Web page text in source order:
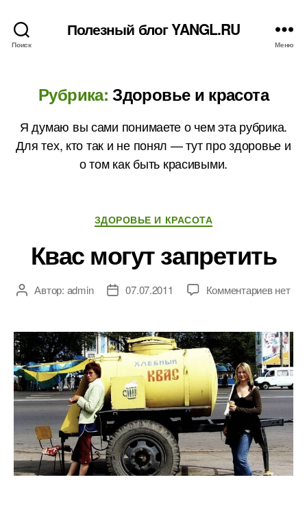
Поиск
Полезный блог YANGL.RU
Меню
Рубрика: Здоровье и красота
Я думаю вы сами понимаете о чем эта рубрика.
Для тех, кто так и не понял — тут про здоровье и
о том как быть красивыми.
Рубрики
ЗДОРОВЬЕ И КРАСОТА
Квас могут запретить
АвторАвтор: admin
Дата07.07.2011 Комментариевк
могут
нет